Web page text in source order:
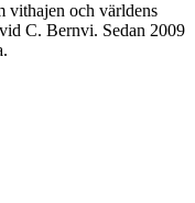
vithajen och världens
C. Bernvi. Sedan 2009